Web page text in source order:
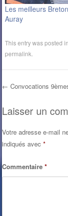
Les meilleurs
Auray
This entry was posted
permalink
Post
← Convocations
Laisser un
Votre adresse e-mail
indiqués avec*
Commentaire*